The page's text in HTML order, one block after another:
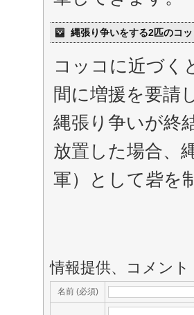
縄張り争いをする2匹のコ
コッコに近づく
間に増援を要請
縄張り争いが終
放置した場合、
軍）として砦を
情報提供、コメント
名前 (必須)